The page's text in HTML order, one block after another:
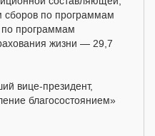
по программам
программам
жизни — 29,7
вице-президент,
благосостоянием»